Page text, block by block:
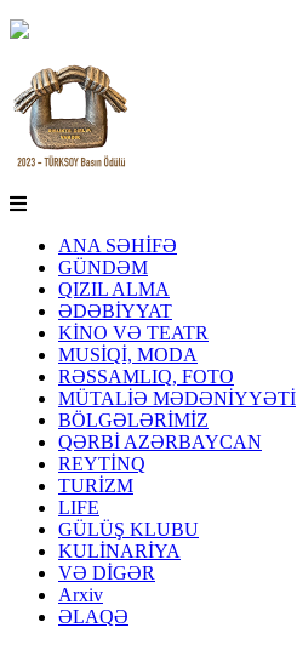
ANA SƏHİFƏ
GÜNDƏM
QIZIL ALMA
ƏDƏBİYYAT
KİNO VƏ TEATR
MUSİQİ, MODA
RƏSSAMLIQ, FOTO
MÜTALİƏ MƏDƏNİYYƏTİ
BÖLGƏLƏRİMİZ
QƏRBİ AZƏRBAYCAN
REYTİNQ
TURİZM
LIFE
GÜLÜŞ KLUBU
KULİNARİYA
VƏ DİGƏR
Arxiv
ƏLAQƏ